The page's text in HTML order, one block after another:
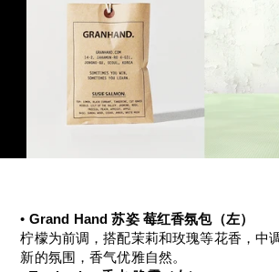
• Grand Hand 苏姿 莓红香氛包（左）
柠檬为前调，搭配茉莉和玫瑰等花香，中
新的氛围，香气优雅自然。